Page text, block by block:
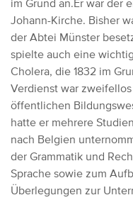
im Grund an.Er war der
Johann-Kirche. Bisher
der Abtei Münster
spielte auch eine
Cholera, die 1832 im
Verdienst war
öffentlichen
hatte er mehrere
nach Belgien
der Grammatik und
Sprache sowie zum
Überlegungen zur